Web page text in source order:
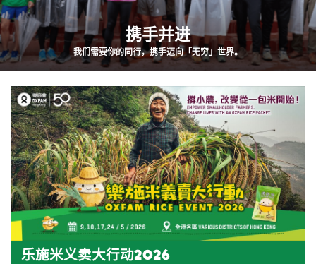
携手并进
我们需要你的同行，携手迈向「无穷」世界。
乐施米义卖大行动2026